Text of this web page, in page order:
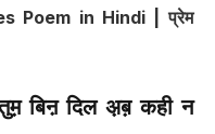
Poem in Hindi |प्रेम
बिऩ दिल अ़ब़ कही न